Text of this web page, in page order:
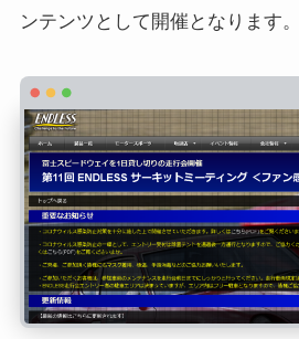
ンテンツとして開催となります。